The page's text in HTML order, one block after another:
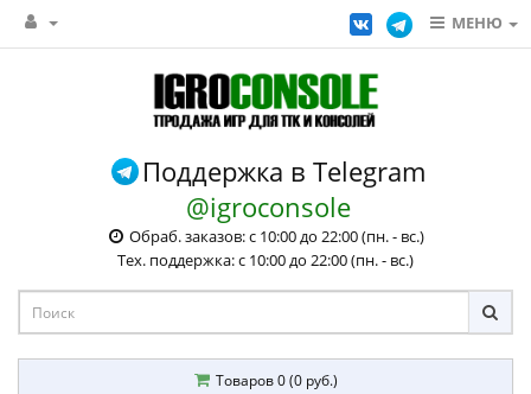
МЕНЮ
Поддержка в Telegram
@igroconsole
Обраб. заказов: с 10:00 до 22:00 (пн. - вс.)
Тех. поддержка: с 10:00 до 22:00 (пн. - вс.)
Товаров 0 (0 руб.)